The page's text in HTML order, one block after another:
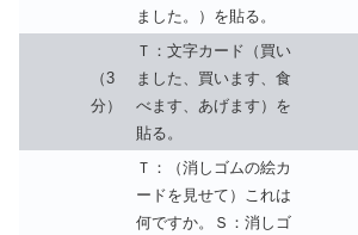
ました。）を貼る。
（3
分）
Ｔ：文字カード（買い
ました、買います、食
べます、あげます）を
貼る。
Ｔ：（消しゴムの絵カ
ードを見せて）これは
何ですか。Ｓ：消しゴ